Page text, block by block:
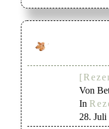
Von
In
28. Juli